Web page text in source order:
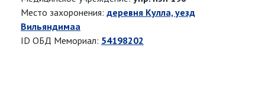
Место захоронения: деревня Кулла, уезд
Вильяндимаа
ID ОБД Мемориал: 54198202